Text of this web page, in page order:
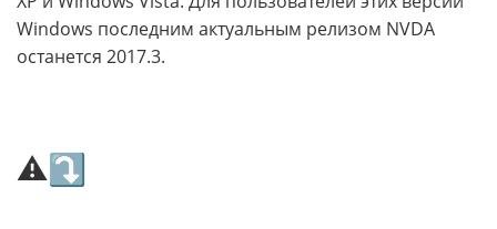
Windows последним актуальным релизом NVDA
останется 2017.3.
⚠⤵